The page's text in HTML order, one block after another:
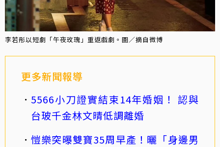
李若彤以短劇「午夜玫瑰」重返戲劇。圖／摘自微博
更多新聞報導
5566小刀證實結束14年婚姻！ 認與
台玻千金林文晴低調離婚
愷樂突曝雙寶35周早產！曬「身邊男